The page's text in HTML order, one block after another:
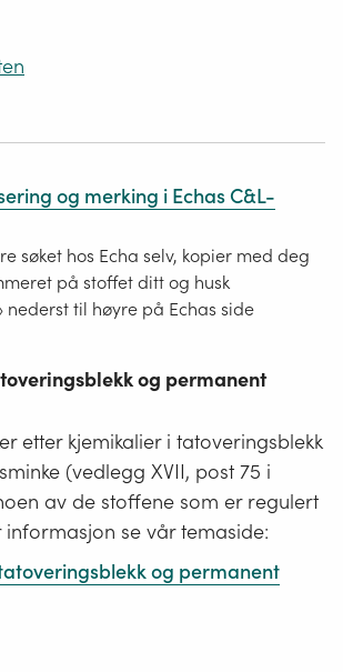
og merking i Echas C&L-
søket hos Echa selv, kopier med deg
på stoffet ditt og husk
nederst til høyre på Echas side
og permanent
etter kjemikalier i tatoveringsblekk
(vedlegg XVII, post 75 i
av de stoffene som er regulert
informasjon se vår temaside:
og permanent